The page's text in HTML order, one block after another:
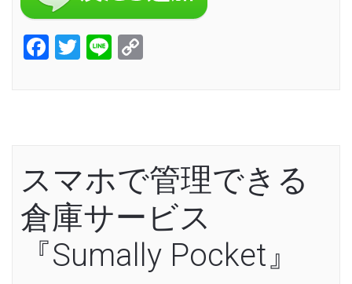
Facebook
Twitter
Line
スマホで管理できる
倉庫サービス
『Sumally Pocket』